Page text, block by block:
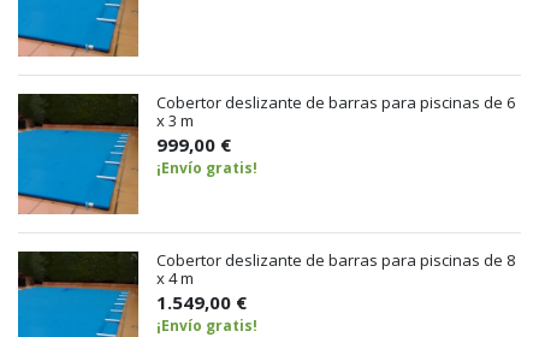
Cobertor deslizante de barras para piscinas de 6
x 3 m
999,00 €
¡Envío gratis!
Cobertor deslizante de barras para piscinas de 8
x 4 m
1.549,00 €
¡Envío gratis!